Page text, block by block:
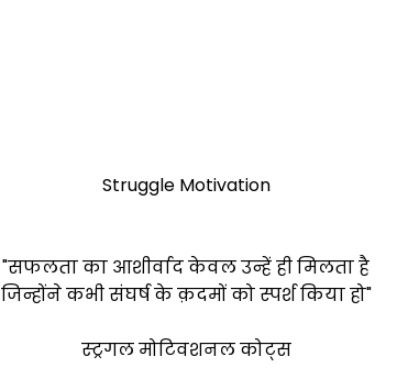
Struggle Motivation
"सफलता का आशीर्वाद केवल उन्हें ही मिलता है
जिन्होंने कभी संघर्ष के क़दमों को स्पर्श किया हो"
स्ट्रगल मोटिवशनल कोट्स